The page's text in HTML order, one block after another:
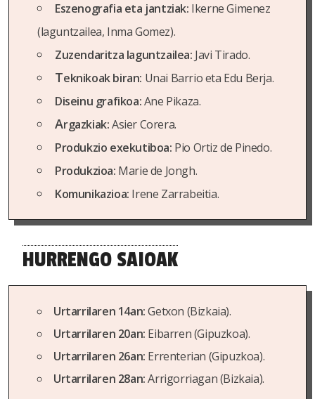
Eszenografia eta jantziak: Ikerne Gimenez
(laguntzailea, Inma Gomez).
Zuzendaritza laguntzailea: Javi Tirado.
Teknikoak biran: Unai Barrio eta Edu Berja.
Diseinu grafikoa:Ane Pikaza.
Argazkiak:Asier Corera.
Produkzio exekutiboa: Pio Ortiz de Pinedo.
Produkzioa: Marie de Jongh.
Komunikazioa: Irene Zarrabeitia.
HURRENGO SAIOAK
Urtarrilaren 14an:Getxon (Bizkaia).
Urtarrilaren 20an: Eibarren (Gipuzkoa).
Urtarrilaren 26an: Errenterian (Gipuzkoa).
Urtarrilaren 28an:Arrigorriagan (Bizkaia).